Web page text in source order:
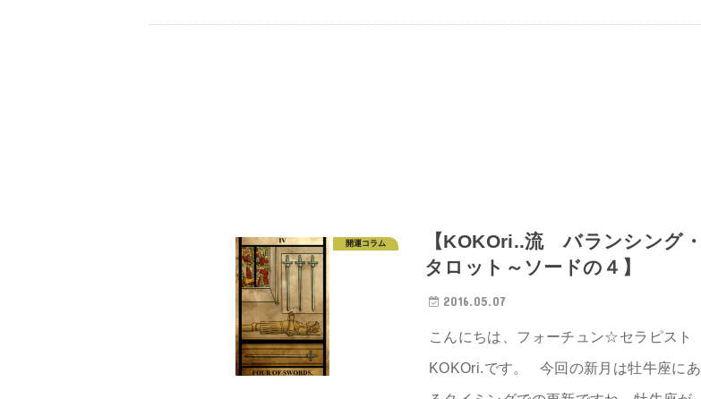
開運コラム
【KOKOri..流 バランシング・
タロット～ソードの４】
2016.05.07
こんにちは、フォーチュン☆セラピスト
KOKOri.です。 今回の新月は牡牛座にあ